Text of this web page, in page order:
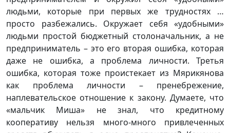
людьми, которые при первых же трудностях …
просто разбежались. Окружает себя «удобными»
людьми простой бюджетный столоначальник, а не
предприниматель – это его вторая ошибка, которая
даже не ошибка, а проблема личности. Третья
ошибка, которая тоже проистекает из Мярикянова
как проблема личности – пренебрежение,
наплевательское отношение к закону. Думаете, что
«мальчик Миша» не знал, что кредитному
кооперативу нельзя много-много привлеченных